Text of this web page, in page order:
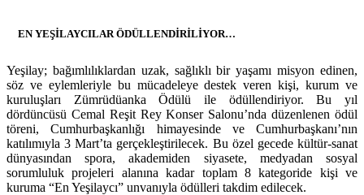
EN YEŞİLAYCILAR ÖDÜLLENDİRİLİYOR…
Yeşilay; bağımlılıklardan uzak, sağlıklı bir yaşamı misyon edinen,
söz ve eylemleriyle bu mücadeleye destek veren kişi, kurum ve
kuruluşları Zümrüdüanka Ödülü ile ödüllendiriyor. Bu yıl
dördüncüsü Cemal Reşit Rey Konser Salonu’nda düzenlenen ödül
töreni, Cumhurbaşkanlığı himayesinde ve Cumhurbaşkanı’nın
katılımıyla 3 Mart’ta gerçekleştirilecek. Bu özel gecede kültür-sanat
dünyasından spora, akademiden siyasete, medyadan sosyal
sorumluluk projeleri alanına kadar toplam 8 kategoride kişi ve
kuruma “En Yeşilaycı” unvanıyla ödülleri takdim edilecek.